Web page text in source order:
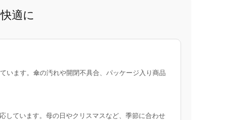
適に
います。傘の汚れや開閉不具合、パッケージ入り商品
しています。母の日やクリスマスなど、季節に合わせ